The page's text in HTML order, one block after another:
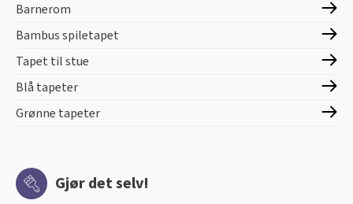
Barnerom
Bambus spiletapet
Tapet til stue
Blå tapeter
Grønne tapeter
Gjør det selv!